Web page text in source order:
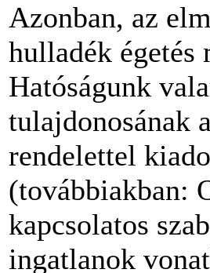
Azonban, az
hulladék égetés
Hatóságunk
tulajdonosának
rendelettel
(továbbiakban:
kapcsolatos
ingatlanok